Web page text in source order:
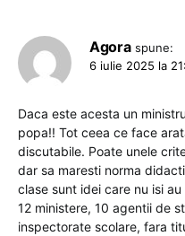
Agora spune:
6 iulie 2025 la
Daca este acesta un
popa!! Tot ceea ce face
discutabile. Poate unele
dar sa maresti norma
clase sunt idei care nu isi
12 ministere, 10 agentii de
inspectorate scolare, fara